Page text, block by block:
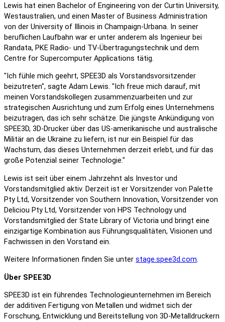
Lewis hat einen Bachelor of Engineering von der Curtin University,
Westaustralien, und einen Master of Business Administration
von der University of Illinois in Champaign-Urbana. In seiner
beruflichen Laufbahn war er unter anderem als Ingenieur bei
Randata, PKE Radio- und TV-Übertragungstechnik und dem
Centre for Supercomputer Applications tätig.
"Ich fühle mich geehrt, SPEE3D als Vorstandsvorsitzender
beizutreten", sagte Adam Lewis. "Ich freue mich darauf, mit
meinen Vorstandskollegen zusammenzuarbeiten und zur
strategischen Ausrichtung und zum Erfolg eines Unternehmens
beizutragen, das ich sehr schätze. Die jüngste Ankündigung von
SPEE3D, 3D-Drucker über das US-amerikanische und australische
Militär an die Ukraine zu liefern, ist nur ein Beispiel für das
Wachstum, das dieses Unternehmen derzeit erlebt, und für das
große Potenzial seiner Technologie."
Lewis ist seit über einem Jahrzehnt als Investor und
Vorstandsmitglied aktiv. Derzeit ist er Vorsitzender von Palette
Pty Ltd, Vorsitzender von Southern Innovation, Vorsitzender von
Deliciou Pty Ltd, Vorsitzender von HPS Technology und
Vorstandsmitglied der State Library of Victoria und bringt eine
einzigartige Kombination aus Führungsqualitäten, Visionen und
Fachwissen in den Vorstand ein.
Weitere Informationen finden Sie unter stage.spee3d.com.
Über SPEE3D
SPEE3D ist ein führendes Technologieunternehmen im Bereich
der additiven Fertigung von Metallen und widmet sich der
Forschung, Entwicklung und Bereitstellung von 3D-Metalldruckern